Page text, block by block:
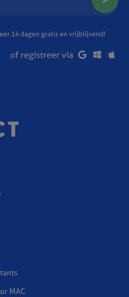
14 dagen gratis en vrijblijvend!
of registreer via
MAC